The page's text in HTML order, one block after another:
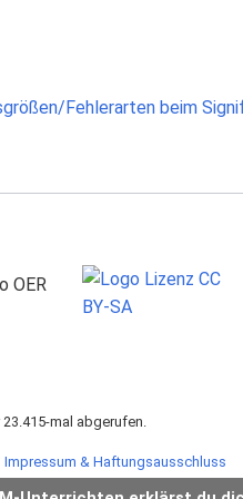
Fehlerarten beim
mal abgerufen.
Impressum & Haftungsausschluss